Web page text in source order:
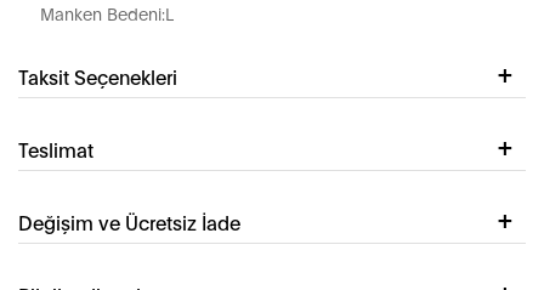
Manken Bedeni:L
Taksit Seçenekleri
Teslimat
Değişim ve Ücretsiz İade